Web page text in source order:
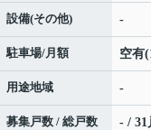
設備(その他) -
駐車場/月額 空有
用途地域 -
募集戸数 / 総戸数 - / 31